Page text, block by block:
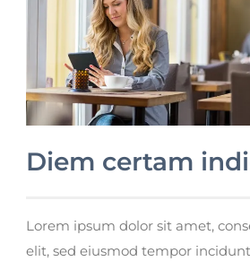
Diem certam
Lorem ipsum dolor sit amet,
elit, sed eiusmod tempor